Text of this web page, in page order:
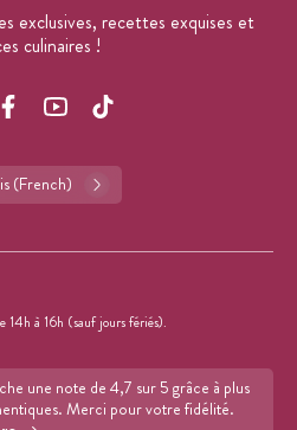
exclusives, recettes exquises et
culinaires !
(French)
14h à 16h (sauf jours fériés).
une note de 4,7 sur 5 grâce à plus
Merci pour votre fidélité.